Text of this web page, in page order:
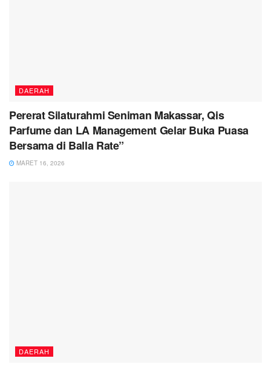
DAERAH
Pererat Silaturahmi Seniman Makassar, Qis
Parfume dan LA Management Gelar Buka Puasa
Bersama di Balla Rate”
MARET 16, 2026
DAERAH